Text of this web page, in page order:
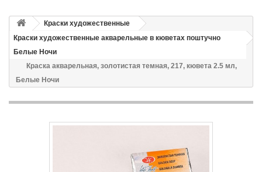
Краски художественные
Краски художественные акварельные в кюветах поштучно
Белые Ночи
Краска акварельная, золотистая темная, 217, кювета 2.5 мл,
Белые Ночи